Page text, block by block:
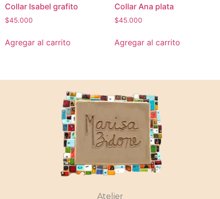
Collar Isabel grafito
$45.000
Agregar al carrito
Collar Ana plata
$45.000
Agregar al carrito
Atelier